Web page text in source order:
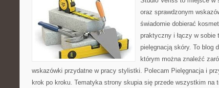
oraz sprawdzonym
świadomie dobierać
praktyczny i łączy w sobie
pielęgnacją skóry. To blog
którym można znaleźć
wskazówki przydatne w pracy stylistki. Polecam Pielęgnacja i
krok po kroku. Tematyka strony skupia się przede wszystkim na